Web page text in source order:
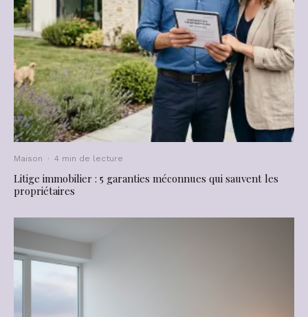
Maison · 4 min de lecture
Litige immobilier : 5 garanties méconnues qui sauvent les
propriétaires